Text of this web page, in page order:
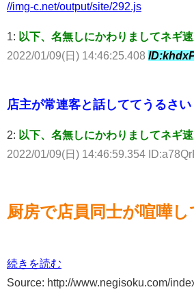
//img-c.net/output/site/292.js
1: 以下、名無しにかわりましてネギ
2022/01/09(日) 14:46:25.408
店主が常連客と話しててうるさい
2: 以下、名無しにかわりましてネギ
2022/01/09(日) 14:46:59.354
厨房で店員同士が喧嘩し
続きを読む
Source: http://www.negisoku.com/